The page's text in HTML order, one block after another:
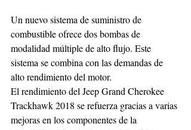
Un nuevo sistema de suministro de
combustible ofrece dos bombas de
modalidad múltiple de alto flujo. Este
sistema se combina con las demandas de
alto rendimiento del motor.
El rendimiento del Jeep Grand Cherokee
Trackhawk 2018 se refuerza gracias a varias
mejoras en los componentes de la